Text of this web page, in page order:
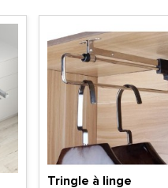
Tringle à linge